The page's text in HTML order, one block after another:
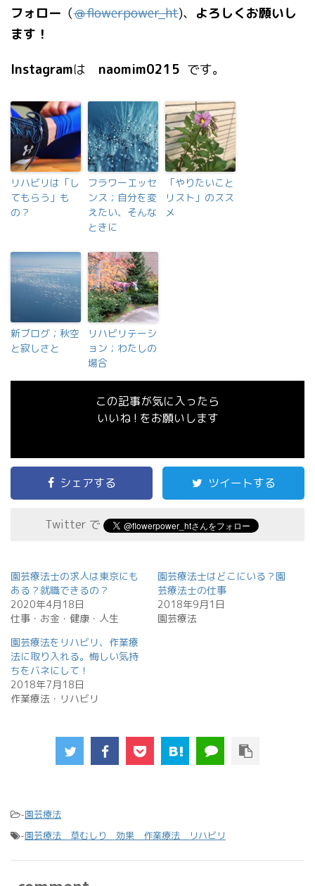
フォロー （＠flowerpower_ht)、 よろしくお願いし
ます！
Instagramは naomim0215 です。
リハビリは「し
てもらう」も
の？
フラワーエッセ
ンス；自分を変
えたい、そんな
ときに
「やりたいこと
リスト」のスス
メ
新ブログ；秋空
と寂しさと
リハビリテーシ
ョン；わたしの
場合
この記事が気に入ったら
いいね ! をお願いします
シェアする ツイートする
Twitter で
園芸療法士の求人は東京にも
ある？就職できるの？
2020年4月18日
仕事・お金・健康・人生
園芸療法士はどこにいる？園
芸療法士の仕事
2018年9月1日
園芸療法
園芸療法をリハビリ、作業療
法に取り入れる。悔しい気持
ちをバネにして！
2018年7月18日
作業療法・リハビリ
-園芸療法
-園芸療法 草むしり 効果 作業療法 リハビリ